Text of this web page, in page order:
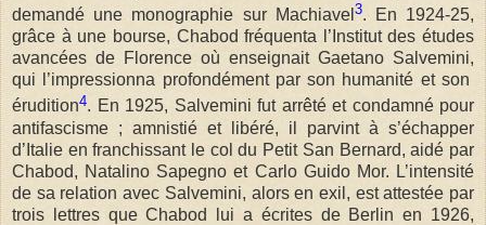
demandé une monographie sur Machiavel 3. En 1924-25,
grâce à une bourse, Chabod fréquenta l’Institut des études
avancées de Florence où enseignait Gaetano Salvemini,
qui l’impressionna profondément par son humanité et son
érudition4. En 1925, Salvemini fut arrêté et condamné pour
antifascisme ; amnistié et libéré, il parvint à s’échapper
d’Italie en franchissant le col du Petit San Bernard, aidé par
Chabod, Natalino Sapegno et Carlo Guido Mor. L’intensité
de sa relation avec Salvemini, alors en exil, est attestée par
trois lettres que Chabod lui a écrites de Berlin en 1926,